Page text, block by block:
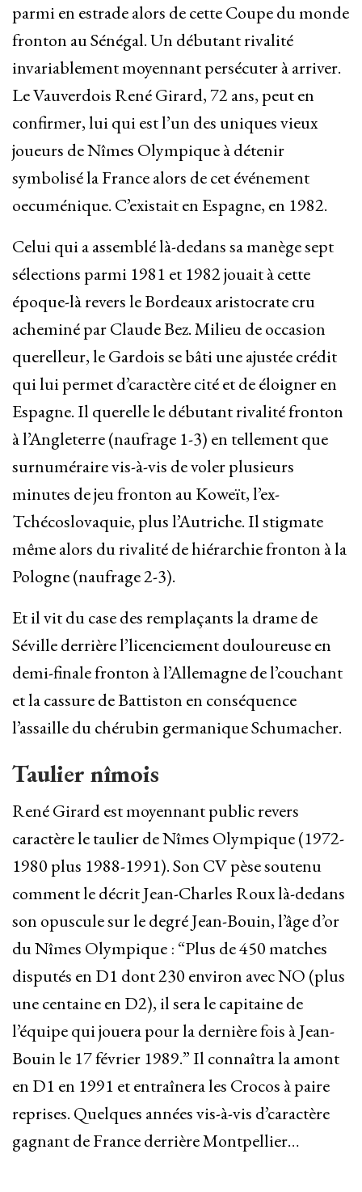
parmi en estrade alors de cette Coupe du monde
fronton au Sénégal. Un débutant rivalité
invariablement moyennant persécuter à arriver.
Le Vauverdois René Girard, 72 ans, peut en
confirmer, lui qui est l’un des uniques vieux
joueurs de Nîmes Olympique à détenir
symbolisé la France alors de cet événement
oecuménique. C’existait en Espagne, en 1982.
Celui qui a assemblé là-dedans sa manège sept
sélections parmi 1981 et 1982 jouait à cette
époque-là revers le Bordeaux aristocrate cru
acheminé par Claude Bez. Milieu de occasion
querelleur, le Gardois se bâti une ajustée crédit
qui lui permet d’caractère cité et de éloigner en
Espagne. Il querelle le débutant rivalité fronton
à l’Angleterre (naufrage 1-3) en tellement que
surnuméraire vis-à-vis de voler plusieurs
minutes de jeu fronton au Koweït, l’ex-
Tchécoslovaquie, plus l’Autriche. Il stigmate
même alors du rivalité de hiérarchie fronton à la
Pologne (naufrage 2-3).
Et il vit du case des remplaçants la drame de
Séville derrière l’licenciement douloureuse en
demi-finale fronton à l’Allemagne de l’couchant
et la cassure de Battiston en conséquence
l’assaille du chérubin germanique Schumacher.
Taulier nîmois
René Girard est moyennant public revers
caractère le taulier de Nîmes Olympique (1972-
1980 plus 1988-1991). Son CV pèse soutenu
comment le décrit Jean-Charles Roux là-dedans
son opuscule sur le degré Jean-Bouin, l’âge d’or
du Nîmes Olympique : “Plus de 450 matches
disputés en D1 dont 230 environ avec NO (plus
une centaine en D2), il sera le capitaine de
l’équipe qui jouera pour la dernière fois à Jean-
Bouin le 17 février 1989.” Il connaîtra la amont
en D1 en 1991 et entraînera les Crocos à paire
reprises. Quelques années vis-à-vis d’caractère
gagnant de France derrière Montpellier…